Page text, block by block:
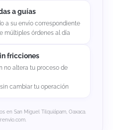
a guías
a su envío correspondiente
múltiples órdenes al día
fricciones
no altera tu proceso de
cambiar tu operación
en San Miguel Tilquiápam, Oaxaca.